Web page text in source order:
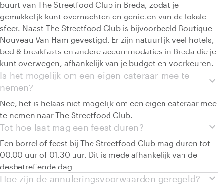
buurt van The Streetfood Club in Breda, zodat je
gemakkelijk kunt overnachten en genieten van de lokale
sfeer. Naast The Streetfood Club is bijvoorbeeld Boutique
Nouveau Van Ham gevestigd. Er zijn natuurlijk veel hotels,
bed & breakfasts en andere accommodaties in Breda die je
kunt overwegen, afhankelijk van je budget en voorkeuren.
expand_more
Is het mogelijk om een eigen cateraar mee te
nemen?
Nee, het is helaas niet mogelijk om een eigen cateraar mee
te nemen naar The Streetfood Club.
expand_more
Tot hoe laat mag een feest duren?
Een borrel of feest bij The Streetfood Club mag duren tot
00.00 uur of 01.30 uur. Dit is mede afhankelijk van de
desbetreffende dag.
expand_more
Hoe zijn de annuleringsvoorwaarden geregeld?